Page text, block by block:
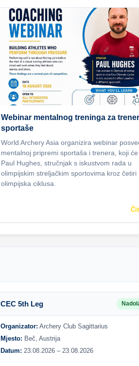
Webinar mentalnog treninga za
sportaše
World Archery Asia organizira webinar
mentalnoj pripremi sportaša i trenera, koji
Paul Hughes, stručnjak s iskustvom rada u
olimpijskim streljačkim sportovima kroz četiri
olimpijska ciklusa.
CEC 5th Leg
Organizator: Archery Club Sagittarius
Mjesto: Beč, Austrija
Datum: 23.08.2026 – 23.08.2026